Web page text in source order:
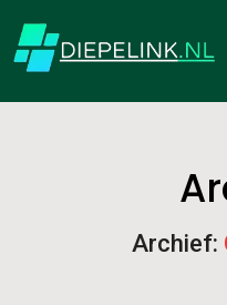
Archief: